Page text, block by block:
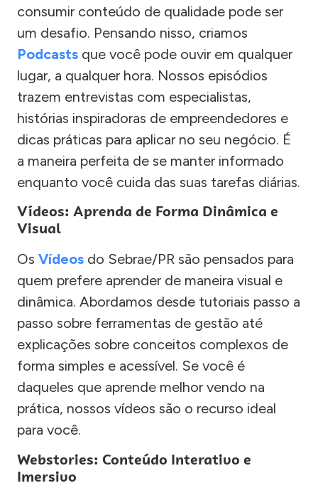
consumir conteúdo de qualidade pode ser
um desafio. Pensando nisso, criamos
Podcasts que você pode ouvir em qualquer
lugar, a qualquer hora. Nossos episódios
trazem entrevistas com especialistas,
histórias inspiradoras de empreendedores e
dicas práticas para aplicar no seu negócio. É
a maneira perfeita de se manter informado
enquanto você cuida das suas tarefas diárias.
Vídeos: Aprenda de Forma Dinâmica e
Visual
Os Vídeos do Sebrae/PR são pensados para
quem prefere aprender de maneira visual e
dinâmica. Abordamos desde tutoriais passo a
passo sobre ferramentas de gestão até
explicações sobre conceitos complexos de
forma simples e acessível. Se você é
daqueles que aprende melhor vendo na
prática, nossos vídeos são o recurso ideal
para você.
Webstories: Conteúdo Interativo e
Imersivo